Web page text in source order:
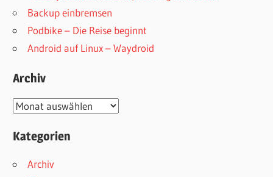
Backup einbremsen
Podbike – Die Reise beginnt
Android auf Linux – Waydroid
Archiv
Archiv
Kategorien
Archiv